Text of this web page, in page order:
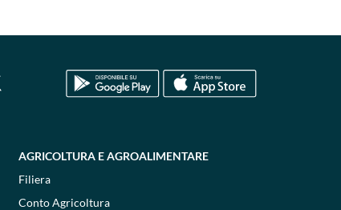
AGRICOLTURA E AGROALIMENTARE
Filiera
Conto Agricoltura